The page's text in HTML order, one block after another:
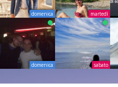
domenica martedì
domenica sabato